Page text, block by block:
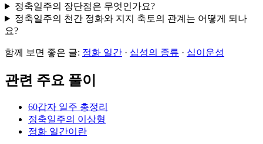
정축일주의 장단점은 무엇인가요?
정축일주의 천간 정화와 지지 축토의 관계는 어떻게 되나
요?
함께 보면 좋은 글: 정화 일간 · 십성의 종류 · 십이운성
관련 주요 풀이
60갑자 일주 총정리
정축일주의 이상형
정화 일간이란